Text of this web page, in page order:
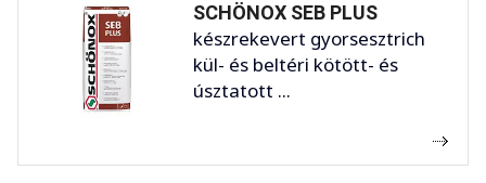
SCHÖNOX SEB PLUS
készrekevert gyorsesztrich
kül- és beltéri kötött- és
úsztatott ...